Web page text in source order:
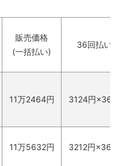
販売価格
(一括払い)
36回払い
11万2464円 3124円×36
11万5632円 3212円×36回